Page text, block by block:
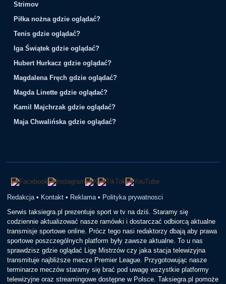
Strimov
Piłka nożna gdzie oglądać?
Tenis gdzie oglądać?
Iga Świątek gdzie oglądać?
Hubert Hurkacz gdzie oglądać?
Magdalena Fręch gdzie oglądać?
Magda Linette gdzie oglądać?
Kamil Majchrzak gdzie oglądać?
Maja Chwalińska gdzie oglądać?
Redakcja • Kontakt • Reklama • Polityka prywatnosci
Serwis taksiegra.pl prezentuje sport w tv na dziś. Staramy się
codziennie aktualizować nasze ramówki i dostarczać odbiorcą aktualne
transmisje sportowe online. Prócz tego nasi redaktorzy dbają aby prawa
sportowe poszczególnych platform były zawsze aktualne. To u nas
sprawdzisz gdzie oglądać Ligę Mistrzów czy jaka stacja telewizyjna
transmituje najbliższe mecze Premier League. Przygotowując nasze
terminarze meczów staramy się brać pod uwagę wszystkie platformy
telewizyjne oraz streamingowe dostępne w Polsce. Taksiegra.pl pomoże